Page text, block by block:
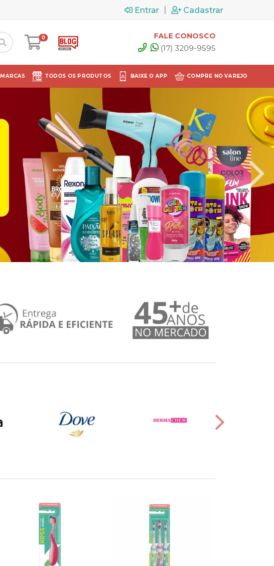
Entrar Cadastrar
0 FALE CONOSCO
(17) 3209-9595
MARCAS TODOS OS PRODUTOS BAIXE O APP COMPRE NO VAREJO